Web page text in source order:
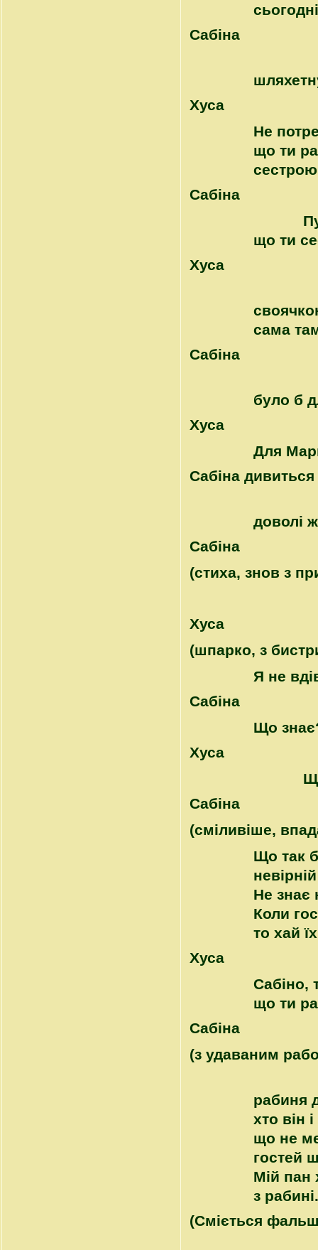
Сабіна
Хуса
Не
що ти
Сабіна
що ти
Хуса
сама
Сабіна
було б
Хуса
Для
Сабіна
доволі
Сабіна
(стиха, знов з
Хуса
(шпарко, з
Я не
Сабіна
Що
Хуса
Сабіна
(сміливіше,
Що так
Не знає
Коли
то хай
Хуса
Сабіно,
що ти
Сабіна
(з удаваним
рабиня
хто він
що не
гостей
Мій пан
з
(Сміється